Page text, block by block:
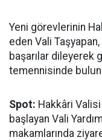
Yeni görevlerinin
eden Vali Taşyapan,
başarılar dileyerek
temennisinde
Spot: Hakkâri
başlayan Vali
makamlarında